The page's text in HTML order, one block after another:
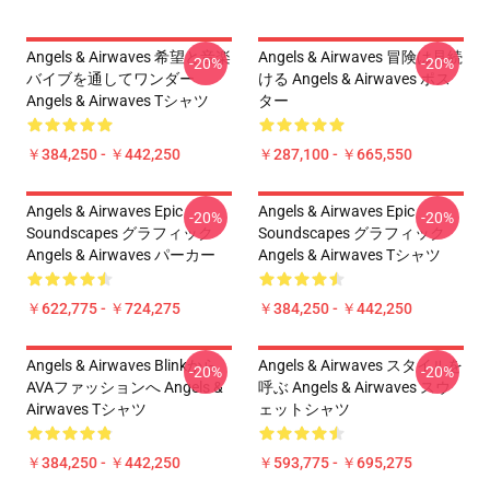
Angels & Airwaves 希望と音楽
バイブを通してワンダー
Angels & Airwaves Tシャツ
￥384,250 - ￥442,250
-20%
Angels & Airwaves 冒険は見続
ける Angels & Airwaves ポス
ター
￥287,100 - ￥665,550
-20%
Angels & Airwaves Epic
Soundscapes グラフィック
Angels & Airwaves パーカー
￥622,775 - ￥724,275
-20%
Angels & Airwaves Epic
Soundscapes グラフィック
Angels & Airwaves Tシャツ
￥384,250 - ￥442,250
-20%
Angels & Airwaves Blinkから
AVAファッションへ Angels &
Airwaves Tシャツ
￥384,250 - ￥442,250
-20%
Angels & Airwaves スタイルを
呼ぶ Angels & Airwaves スウ
ェットシャツ
￥593,775 - ￥695,275
-20%